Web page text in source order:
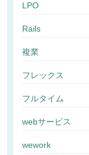
LPO
Rails
複業
フレックス
フルタイム
webサービス
wework